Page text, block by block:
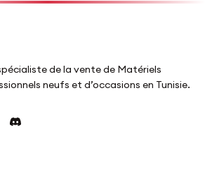
de la vente de Matériels
neufs et d’occasions en Tunisie.